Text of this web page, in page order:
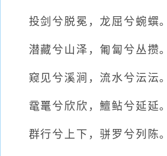
投剑兮脱冕，龙屈兮蜿蟤。
潜藏兮山泽，匍匐兮丛攒。
窥见兮溪涧，流水兮沄沄。
鼋鼍兮欣欣，鱣鲇兮延延。
群行兮上下，骈罗兮列陈。